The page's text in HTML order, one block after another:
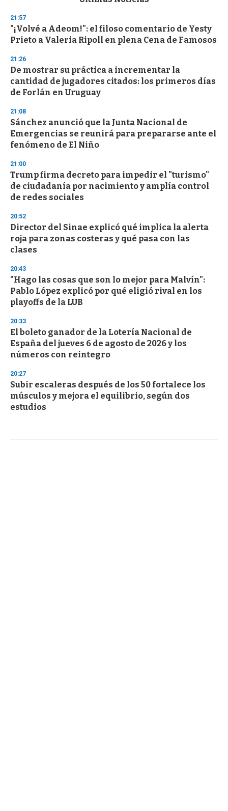
d
s
o
f
3
s
c
o
d
s
21:57
"¡Volvé a Adeom!": el filoso comentario de Yesty
Prieto a Valeria Ripoll en plena Cena de Famosos
21:26
De mostrar su práctica a incrementar la
cantidad de jugadores citados: los primeros días
de Forlán en Uruguay
21:08
Sánchez anunció que la Junta Nacional de
Emergencias se reunirá para prepararse ante el
fenómeno de El Niño
21:00
Trump firma decreto para impedir el "turismo"
de ciudadanía por nacimiento y amplía control
de redes sociales
20:52
Director del Sinae explicó qué implica la alerta
roja para zonas costeras y qué pasa con las
clases
20:43
"Hago las cosas que son lo mejor para Malvín":
Pablo López explicó por qué eligió rival en los
playoffs de la LUB
20:33
El boleto ganador de la Lotería Nacional de
España del jueves 6 de agosto de 2026 y los
números con reintegro
20:27
Subir escaleras después de los 50 fortalece los
músculos y mejora el equilibrio, según dos
estudios